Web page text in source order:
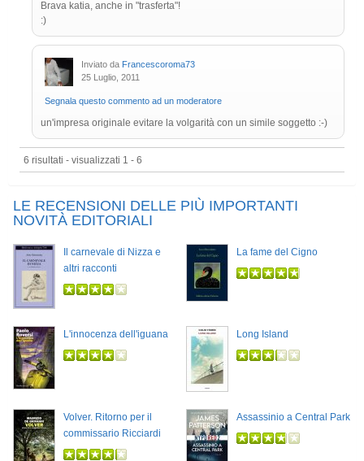
Brava katia, anche in "trasferta"!
:)
Inviato da Francescoroma73
25 Luglio, 2011
Segnala questo commento ad un moderatore
un'impresa originale evitare la volgarità con un simile soggetto :-)
6 risultati - visualizzati 1 - 6
LE RECENSIONI DELLE PIÙ IMPORTANTI
NOVITÀ EDITORIALI
Il carnevale di Nizza e
altri racconti
La fame del Cigno
L'innocenza dell'iguana Long Island
Volver. Ritorno per il
commissario Ricciardi
Assassinio a Central Park